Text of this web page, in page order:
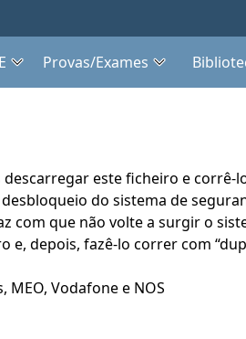
Provas/Exames
descarregar este ficheiro e corrê-
do sistema de
com que não volte a surgir o
e, depois, fazê-lo correr com
Vodafone e NOS